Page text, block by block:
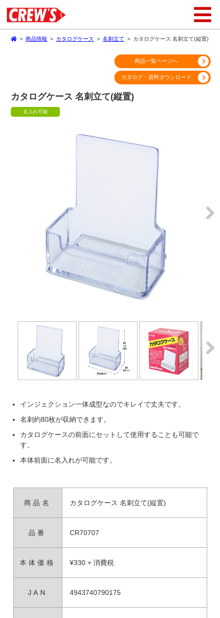
>商品情報 > カタログケース >名刺立て > カタログケース 名刺立て(縦置)
カタログケース 名刺立て(縦置)
名入れ可能
商品一覧ページへ
カタログ・資料ダウンロード
Next
インジェクション一体成型なのでキレイで丈夫です。
名刺約80枚が収納できます。
カタログケースの前面にセットして使用することも可能で
す。
本体前面に名入れが可能です。
商品名 カタログケース 名刺立て(縦置)
品番 CR70707
本体価格 ¥330 + 消費税
JAN 4943740790175